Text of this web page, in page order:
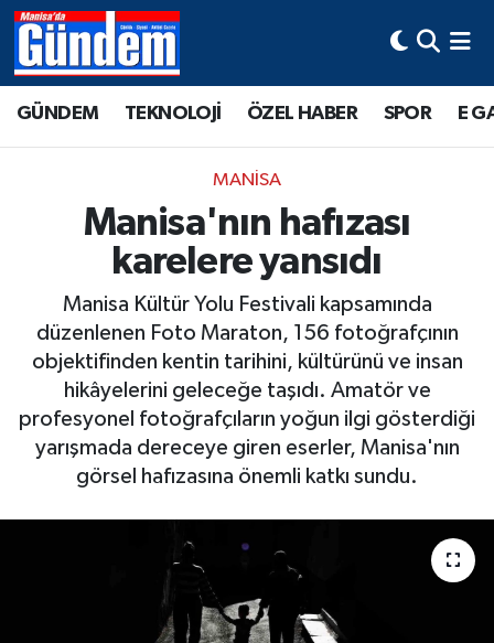
GÜNDEM TEKNOLOJİ ÖZEL HABER SPOR E
MANİSA
Manisa'nın hafızası
karelere yansıdı
Manisa Kültür Yolu Festivali kapsamında
düzenlenen Foto Maraton, 156 fotoğrafçının
objektifinden kentin tarihini, kültürünü ve insan
hikâyelerini geleceğe taşıdı. Amatör ve
profesyonel fotoğrafçıların yoğun ilgi gösterdiği
yarışmada dereceye giren eserler, Manisa'nın
görsel hafızasına önemli katkı sundu.
Manisa Hava Durumu
Tüm Manşetler
Son Dakika Haberleri
Haber Arşivi